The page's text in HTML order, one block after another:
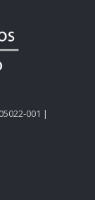
001 |